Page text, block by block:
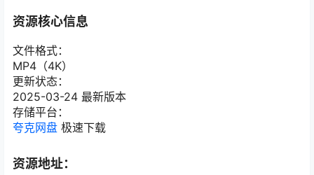
资源核心信息
文件格式：
MP4（4K）
更新状态：
2025-03-24 最新版本
存储平台：
夸克网盘 极速下载
资源地址：